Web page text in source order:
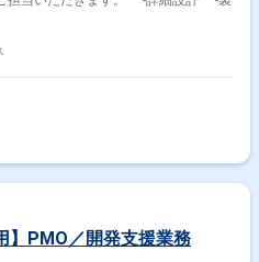
】PMO／開発支援業務